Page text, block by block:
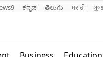
ಕನ್ನಡ తెలుగు मराठी